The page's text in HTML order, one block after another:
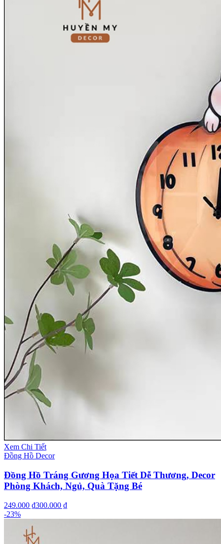
Xem Chi Tiết
Đồng Hồ Decor
Đồng Hồ Tráng Gương Họa Tiết Dễ Thương, Decor
Phòng Khách, Ngủ, Quà Tặng Bé
249.000 ₫300.000 ₫
-23%